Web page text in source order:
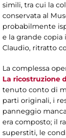
simili, tra cui la
conservata al
probabilmente
e la grande copia
Claudio, ritratto
La complessa
La ricostruzione
tenuto conto di
parti originali, i
panneggio
era composto; il
superstiti, le